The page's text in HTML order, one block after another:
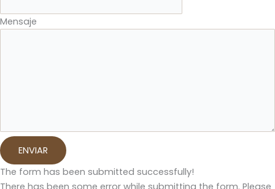
Mensaje
ENVIAR
The form has been submitted successfully!